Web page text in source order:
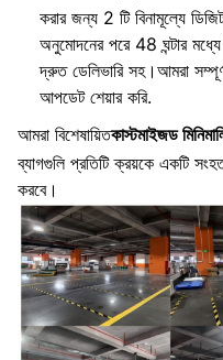
করার জন্য 2 টি বিনামূল্যে
অনুমোদনের পরে 48 ঘন্টার মধ্যে
দ্রুত ডেলিভারি সহ।আমরা
আপডেট শেয়ার করি.
আমরা বিশেষায়িতকাস্টমাইজড
ব্যাগগুলি প্রতিটি ক্রয়কে একটি
করবে।